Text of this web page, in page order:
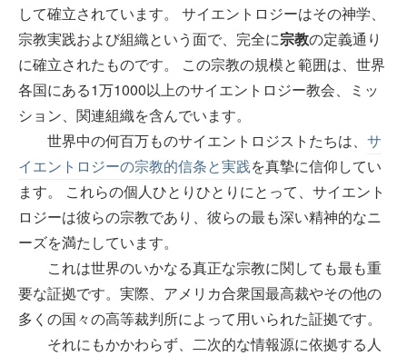
して確立されています。 サイエントロジーはその神学、
宗教実践および組織という面で、完全に宗教の定義通り
に確立されたものです。 この宗教の規模と範囲は、世界
各国にある1万1000以上のサイエントロジー教会、ミッ
ション、関連組織を含んでいます。
世界中の何百万ものサイエントロジストたちは、 サ
イエントロジーの宗教的信条と実践を真摯に信仰してい
ます。 これらの個人ひとりひとりにとって、サイエント
ロジーは彼らの宗教であり、彼らの最も深い精神的なニ
ーズを満たしています。
これは世界のいかなる真正な宗教に関しても最も重
要な証拠です。実際、アメリカ合衆国最高裁やその他の
多くの国々の高等裁判所によって用いられた証拠です。
それにもかかわらず、二次的な情報源に依拠する人